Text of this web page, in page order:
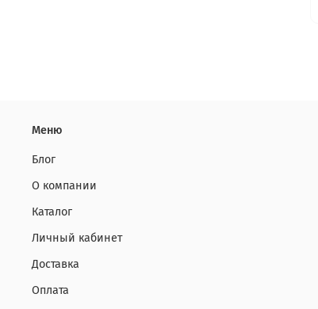
Меню
Блог
О компании
Каталог
Личный кабинет
Доставка
Оплата